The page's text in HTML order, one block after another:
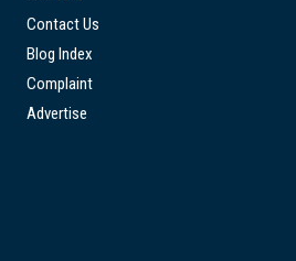
Contact Us
Blog Index
Complaint
Advertise